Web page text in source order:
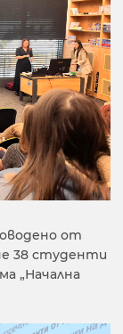
от
38 студенти
„Начална